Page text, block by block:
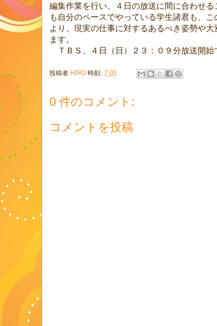
編集作業を行い、４日の放送に間に合わせ
も自分のペースでやっている学生諸君も、
より、現実の仕事に対するあるべき姿勢や
ます。
ＴＢＳ、４日（日）２３：０９分放送開始
投稿者 HIRO 時刻: 7:03
0 件のコメント:
コメントを投稿